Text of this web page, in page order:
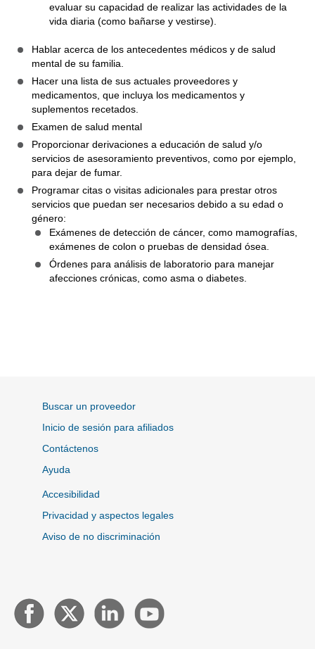
evaluar su capacidad de realizar las actividades de la
vida diaria (como bañarse y vestirse).
Hablar acerca de los antecedentes médicos y de salud
mental de su familia.
Hacer una lista de sus actuales proveedores y
medicamentos, que incluya los medicamentos y
suplementos recetados.
Examen de salud mental
Proporcionar derivaciones a educación de salud y/o
servicios de asesoramiento preventivos, como por ejemplo,
para dejar de fumar.
Programar citas o visitas adicionales para prestar otros
servicios que puedan ser necesarios debido a su edad o
género:
Exámenes de detección de cáncer, como mamografías,
exámenes de colon o pruebas de densidad ósea.
Órdenes para análisis de laboratorio para manejar
afecciones crónicas, como asma o diabetes.
Buscar un proveedor
Inicio de sesión para afiliados
Contáctenos
Ayuda
Accesibilidad
Privacidad y aspectos legales
Aviso de no discriminación